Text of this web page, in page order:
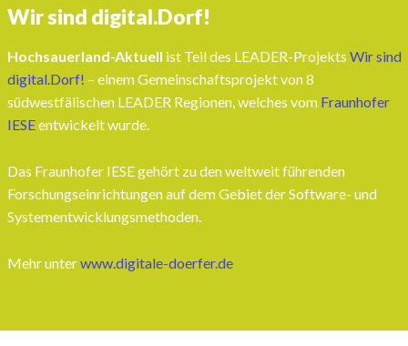
Wir sind digital.Dorf!
Hochsauerland-Aktuell ist Teil des LEADER-Projekts Wir sind
digital.Dorf! – einem Gemeinschaftsprojekt von 8
südwestfälischen LEADER Regionen, welches vom Fraunhofer
IESEentwickelt wurde.
Das Fraunhofer IESE gehört zu den weltweit führenden
Forschungseinrichtungen auf dem Gebiet der Software- und
Systementwicklungsmethoden.
Mehr unterwww.digitale-doerfer.de